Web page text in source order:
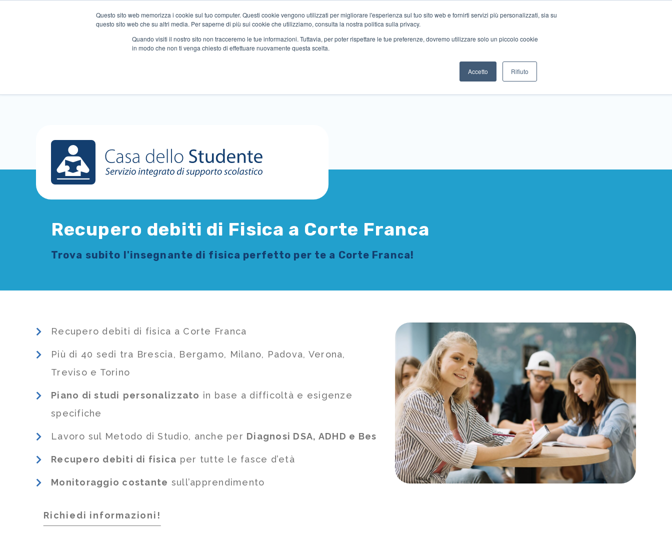
Questo sito web memorizza i cookie sul tuo computer. Questi cookie vengono utilizzati per migliorare l'esperienza sul tuo sito web e fornirti servizi più personalizzati, sia su
questo sito web che su altri media. Per saperne di più sui cookie che utilizziamo, consulta la nostra politica sulla privacy.
Quando visiti il ​​nostro sito non tracceremo le tue informazioni. Tuttavia, per poter rispettare le tue preferenze, dovremo utilizzare solo un piccolo cookie
in modo che non ti venga chiesto di effettuare nuovamente questa scelta.
Accetto Rifiuto
Recupero debiti di Fisica a Corte Franca
Trova subito l'insegnante di fisica perfetto per te a Corte Franca!
Recupero debiti di fisica a Corte Franca
Più di 40 sedi tra Brescia, Bergamo, Milano, Padova, Verona,
Treviso e Torino
Piano di studi personalizzato in base a difficoltà e esigenze
specifiche
Lavoro sul Metodo di Studio, anche per Diagnosi DSA, ADHD e Bes
Recupero debiti di fisica per tutte le fasce d’età
Monitoraggio costante sull’apprendimento
Richiedi informazioni!